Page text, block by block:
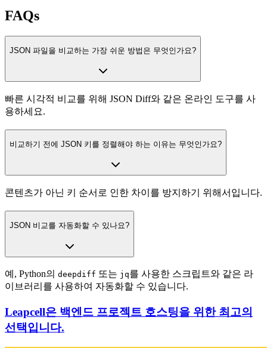
FAQs
JSON 파일을 비교하는 가장 쉬운 방법은 무엇인가요?
빠른 시각적 비교를 위해 JSON Diff와 같은 온라인 도구를 사
용하세요.
비교하기 전에 JSON 키를 정렬해야 하는 이유는 무엇인가요?
콘텐츠가 아닌 키 순서로 인한 차이를 방지하기 위해서입니다.
JSON 비교를 자동화할 수 있나요?
예, Python의 deepdiff 또는 jq를 사용한 스크립트와 같은 라
이브러리를 사용하여 자동화할 수 있습니다.
Leapcell은 백엔드 프로젝트 호스팅을 위한 최고의
선택입니다.